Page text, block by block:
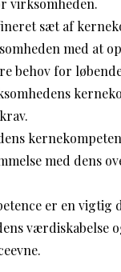
virksomheden.
sæt af
med at
behov for
med dens
er en vigtig
værdiskabelse